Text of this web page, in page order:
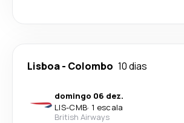
Lisboa- Colombo 10 dias
domingo 06 dez.
LIS-CMB· 1 escala
British Airways